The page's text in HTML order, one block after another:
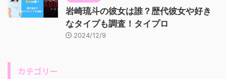
岩崎琉斗の彼女は誰？歴代彼女や好き
なタイプも調査！タイプロ
2024/12/9
カテゴリー